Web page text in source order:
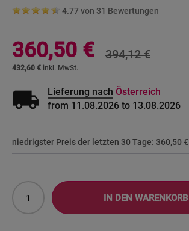
4.77 von 31 Bewertungen
Sonderangebot
432,60 €
360,50 € 394,12 €
local_shipping Lieferung nach Österreich
from 11.08.2026 to 13.08.2026
niedrigster Preis der letzten 30 Tage: 360,50 €
IN DEN WARENKORB